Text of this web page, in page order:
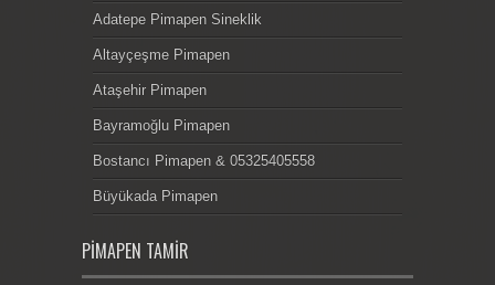
Adatepe Pimapen Sineklik
Altayçeşme Pimapen
Ataşehir Pimapen
Bayramoğlu Pimapen
Bostancı Pimapen & 05325405558
Büyükada Pimapen
PIMAPEN TAMIR